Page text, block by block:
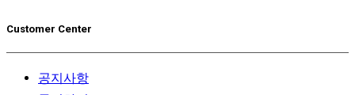
Customer Center
공지사항